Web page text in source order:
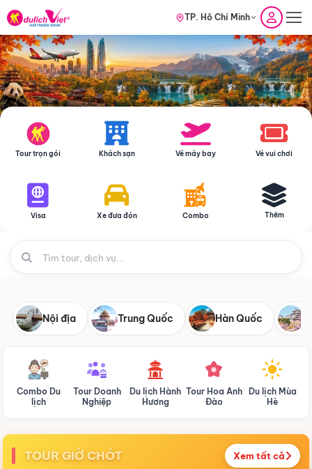
TP. Hồ Chí Minh
Tour trọn gói Khách sạn Vé máy bay Vé vui chơi
Visa Xe đưa đón Combo Thêm
Nội địa Trung Quốc Hàn Quốc
Combo Du
lịch
Tour Doanh
Nghiệp
Du lịch Hành
Hương
Tour Hoa Anh
Đào
Du lịch Mùa
Hè
TOUR GIỜ CHÓT Xem tất cả
Điểm nổi bật